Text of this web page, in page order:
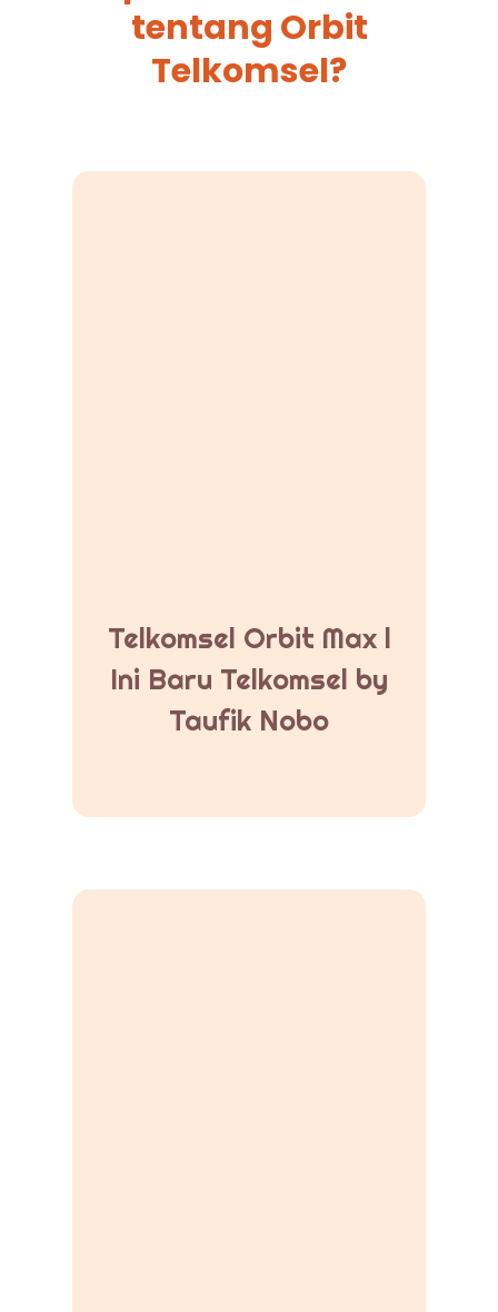
tentang Orbit
Telkomsel?
Telkomsel Orbit Max l
Ini Baru Telkomsel by
Taufik Nobo